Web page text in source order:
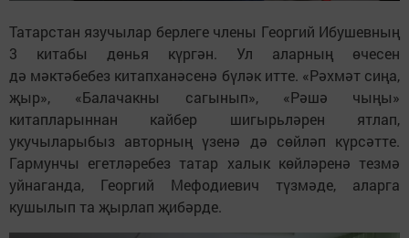
Татарстан язучылар берлеге члены Георгий Ибушевның
3 китабы дөнья күргән. Ул аларның өчесен
дә мәктәбебез китапханәсенә бүләк итте. «Рәхмәт сиңа,
җыр», «Балачакны сагынып», «Рәшә чыңы»
китапларыннан кайбер шигырьләрен ятлап,
укучыларыбыз авторның үзенә дә сөйләп күрсәтте.
Гармунчы егетләребез татар халык көйләренә тезмә
уйнаганда, Георгий Мефодиевич түзмәде, аларга
кушылып та җырлап җибәрде.